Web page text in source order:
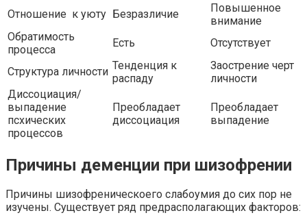
Отношение к уюту Безразличие
Повышенное
внимание
Обратимость
процесса
Есть Отсутствует
Структура личности Тенденция к
распаду
Заострение черт
личности
Диссоциация/
выпадение
псхических
процессов
Преобладает
диссоциация
Преобладает
выпадение
Причины деменции при шизофрении
Причины шизофреническоего слабоумия до сих пор не
изучены. Существует ряд предрасполагающих факторов: